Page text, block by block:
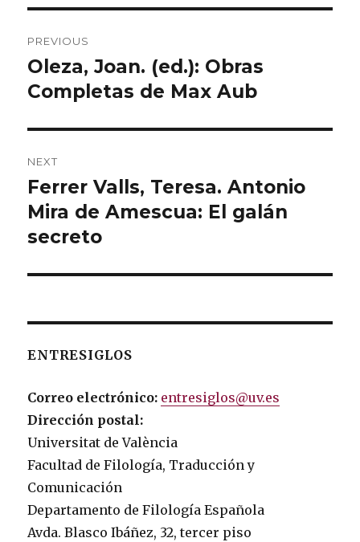
navigation
PREVIOUS
Previous
post:
Oleza, Joan. (ed.): Obras
Completas de Max Aub
NEXT
Next
post:
Ferrer Valls, Teresa. Antonio
Mira de Amescua: El galán
secreto
ENTRESIGLOS
Correo electrónico: entresiglos@uv.es
Dirección postal:
Universitat de València
Facultad de Filología, Traducción y
Comunicación
Departamento de Filología Española
Avda. Blasco Ibáñez, 32, tercer piso